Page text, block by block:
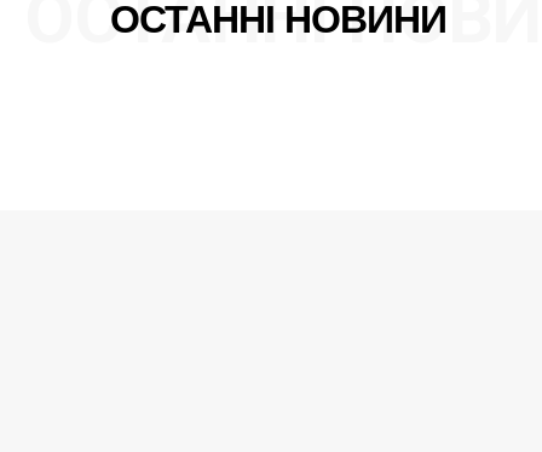
ОСТАННІ НОВИНИ